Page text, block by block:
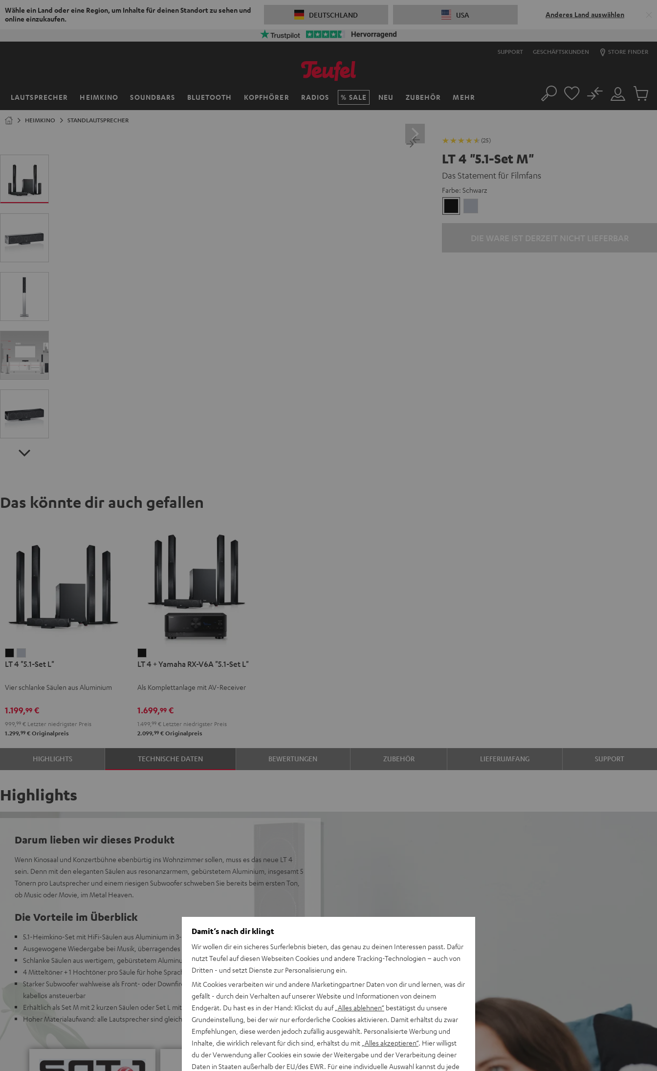
Wähle ein Land oder eine Region, um Inhalte für deinen Standort zu sehen und
online einzukaufen.
DEUTSCHLAND USA Anderes Land auswählen
SUPPORT GESCHÄFTSKUNDEN STORE FINDER
LAUTSPRECHER HEIMKINO SOUNDBARS BLUETOOTH KOPFHÖRER RADIOS SALE NEU ZUBEHÖR MEHR
Startseite Suche
Mein
Konto
No
Artikel
HEIMKINO STANDLAUTSPRECHER
(25)
LT 4 "5.1-Set M"
Das Statement für Filmfans
Farbe: Schwarz
Das könnte dir auch gefallen
4
Set
Schwarz
4
Set
Silber
LT 4 "5.1-Set L"
Vier schlanke Säulen aus Aluminium
1.199,99 €
999, 99 € Letzter niedrigster Preis
1.299,99 € Originalpreis
4
Yamaha
V6A
"5.1-
Set
L"
Schwarz
LT 4 + Yamaha RX-V6A "5.1-Set L"
Als Komplettanlage mit AV-Receiver
1.699,99€
1.499, 99€Letzter niedrigster Preis
2.099,99€Originalpreis
HIGHLIGHTS TECHNISCHE DATEN BEWERTUNGEN ZUBEHÖR LIEFERUMFANG SUPPORT
Highlights
Darum lieben wir dieses Produkt
Wenn Kinosaal und Konzertbühne ebenbürtig ins Wohnzimmer sollen, muss es das neue LT 4
sein. Denn mit den eleganten Säulen aus resonanzarmem, gebürstetem Aluminium, insgesamt 5
Tönern pro Lautsprecher und einem riesigen Subwoofer schweben Sie bereits beim ersten Ton,
ob Music oder Movie, im Metal Heaven.
Die Vorteile im Überblick
5.1-Heimkino-Set mit HiFi-Säulen aus Aluminium in 3-Wege-Technik
Ausgewogene Wiedergabe bei Musik, überragendes Mittendringefühl bei Filmton & Games
Schlanke Säulen aus wertigem, gebürstetem Aluminum für perfekte Wohnraumintegration
4 Mitteltöner + 1 Hochtöner pro Säule für hohe Sprachverständlichkeit & Natürlichkeit
Starker Subwoofer wahlweise als Front- oder Downfire-Subwoofer verwendbar, optional
kabellos ansteuerbar
Erhältlich als Set M mit 2 kurzen Säulen oder Set L mit 4 langen Säulen
Hoher Materialaufwand: alle Lautsprecher sind gleich bestückt für beste Räumlichkeit
Damit‘s nach dir klingt
Wir wollen dir ein sicheres Surferlebnis bieten, das genau zu deinen Interessen passt. Dafür
nutzt Teufel auf diesen Webseiten Cookies und andere Tracking-Technologien – auch von
Dritten - und setzt Dienste zur Personalisierung ein.
Mit Cookies verarbeiten wir und andere Marketingpartner Daten von dir und lernen, was dir
gefällt - durch dein Verhalten auf unserer Website und Informationen von deinem
Endgerät. Du hast es in der Hand: Klickst du auf „Alles ablehnen“ bestätigst du unsere
Grundeinstellung, bei der wir nur erforderliche Cookies aktivieren. Damit erhältst du zwar
Empfehlungen, diese werden jedoch zufällig ausgewählt. Personalisierte Werbung und
Inhalte, die wirklich relevant für dich sind, erhältst du mit „Alles akzeptieren“. Hier willigst
du der Verwendung aller Cookies ein sowie der Weitergabe und der Verarbeitung deiner
Daten in Staaten außerhalb der EU/des EWR. Für eine individuelle Auswahl kannst du jede